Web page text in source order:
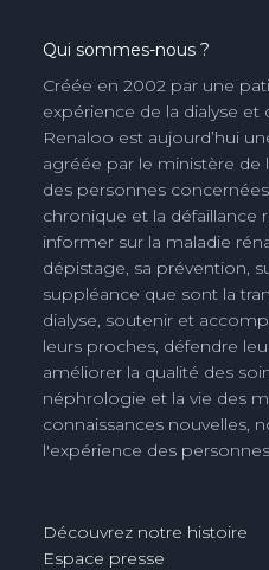
Qui sommes-nous ?
Créée en 2002 par une
expérience de la dialyse et
Renaloo est aujourd’hui
agréée par le ministère de
des personnes
chronique et la défaillance
informer sur la maladie
dépistage, sa prévention,
suppléance que sont la
dialyse, soutenir et
leurs proches, défendre
améliorer la qualité des
néphrologie et la vie des
connaissances nouvelles,
l'expérience des
Découvrez notre histoire
Espace presse